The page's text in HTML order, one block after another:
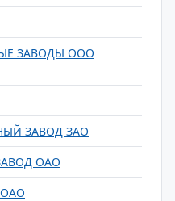
ЗАВОДЫ ООО
ЗАВОД ЗАО
ОАО